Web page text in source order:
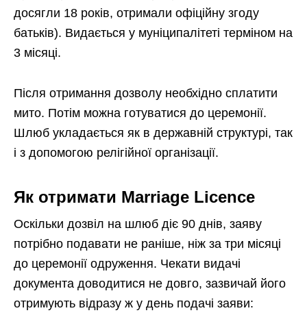
досягли 18 років, отримали офіційну згоду
батьків). Видається у муніципалітеті терміном на
3 місяці.
Після отримання дозволу необхідно сплатити
мито. Потім можна готуватися до церемонії.
Шлюб укладається як в державній структурі, так
і з допомогою релігійної організації.
Як отримати Marriage Licence
Оскільки дозвіл на шлюб діє 90 днів, заяву
потрібно подавати не раніше, ніж за три місяці
до церемонії одруження. Чекати видачі
документа доводитися не довго, зазвичай його
отримують відразу ж у день подачі заяви: